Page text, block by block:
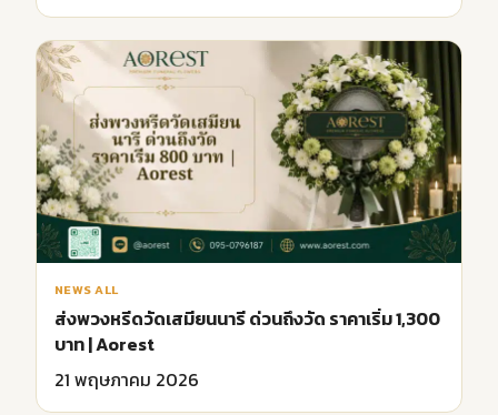
NEWS ALL
ส่งพวงหรีดวัดเสมียนนารี ด่วนถึงวัด ราคาเริ่ม 1,300
บาท | Aorest
21 พฤษภาคม 2026